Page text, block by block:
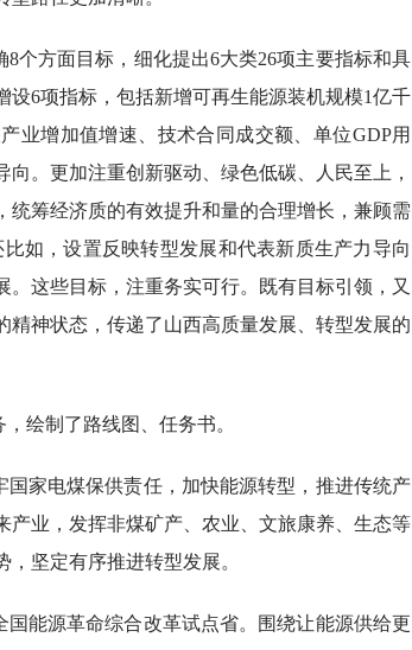
个方面目标，细化提出6大类26项主要指标和具
6项指标，包括新增可再生能源装机规模1亿千
业增加值增速、技术合同成交额、单位GDP用
。更加注重创新驱动、绿色低碳、人民至上，
筹经济质的有效提升和量的合理增长，兼顾需
如，设置反映转型发展和代表新质生产力导向
这些目标，注重务实可行。既有目标引领，又
神状态，传递了山西高质量发展、转型发展的
绘制了路线图、任务书。
家电煤保供责任，加快能源转型，推进传统产
产业，发挥非煤矿产、农业、文旅康养、生态等
坚定有序推进转型发展。
能源革命综合改革试点省。围绕让能源供给更